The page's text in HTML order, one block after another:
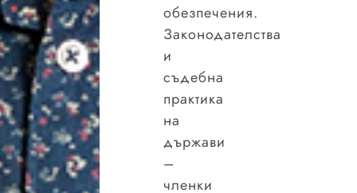
обезпечения.
Законодателства
и
съдебна
практика
на
държави
–
членки